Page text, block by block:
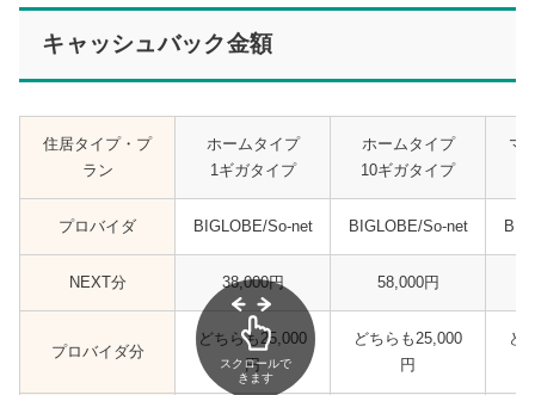
キャッシュバック金額
住居タイプ・プ
ラン
ホームタイプ
1ギガタイプ
ホームタイプ
10ギガタイプ
マ
プロバイダ BIGLOBE/So-net BIGLOBE/So-net
NEXT分 38,000円 58,000円
プロバイダ分
どちらも25,000
円
どちらも25,000
円
ど
スクロールで
きます